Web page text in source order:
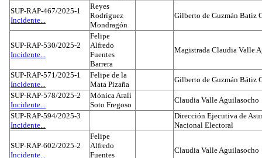
SUP-RAP-467/2025-1
Incidente...
Reyes
Rodríguez
Mondragón
Gilberto de Guzmán Batiz
SUP-RAP-530/2025-2
Incidente...
Felipe
Alfredo
Fuentes
Barrera
Magistrada Claudia Valle
SUP-RAP-571/2025-1
Incidente...
Felipe de la
Mata Pizaña
Gilberto de Guzmán Bátiz
SUP-RAP-578/2025-2
Incidente...
Mónica Aralí
Soto Fregoso
Claudia Valle Aguilasocho
SUP-RAP-594/2025-3
Incidente...
Dirección Ejecutiva de
Nacional Electoral
SUP-RAP-602/2025-2
Incidente...
Felipe
Alfredo
Fuentes
Claudia Valle Aguilasocho